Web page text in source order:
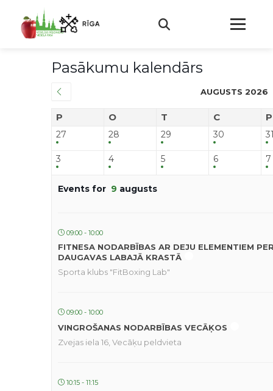
Pasākumu kalendārs
AUGUSTS 2026
P O T C
27 28 29 30
3 4 5 6 7
Events for 9 augusts
09:00 - 10:00
FITNESA NODARBĪBAS AR DEJU ELEMENTIEM
DAUGAVAS LABAJĀ KRASTĀ
Sporta klubs "FitBoxing Lab"
09:00 - 10:00
VINGROŠANAS NODARBĪBAS VECĀĶOS
Zvejas iela 16, Vecāķu peldvieta
10:15 - 11:15